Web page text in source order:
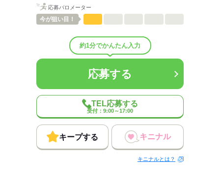
待遇・福利厚生：
【福利厚生】
■社会保険完備
（限定解除審査、準中型免許、中型免許、大型免許、
フォークリフトなど）
■資格取得制度
（運行管理・衛生管理・ITパスポートなど）
■介護休業
■制服貸与
■再検査費用補助
■インフルエンザ予防接種
■誕生日プレゼント（本人・配偶者）
■慶弔金（結婚・出産祝い金など）
応募バロメーター
今が狙い目！
約1分でかんたん入力
応募する
TEL応募する
受付：9:00～17:00
キープする キニナル
キニナルとは？